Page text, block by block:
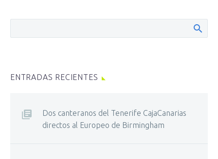
ENTRADAS RECIENTES
Dos canteranos del Tenerife CajaCanarias
directos al Europeo de Birmingham